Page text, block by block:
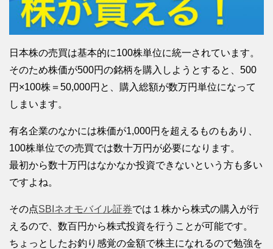
日本株の売買は基本的に100株単位に統一されています。
そのため株価が500円の銘柄を購入しようとすると、500
円×100株＝50,000円と、購入総額が数万円単位になって
しまいます。
有名企業のなかには株価が1,000円を超えるものもあり、
100株単位での売買では数十万円が必要になります。
最初から数十万円はなかなか投資できないという方も多い
ですよね。
その点SBIネオモバイル証券では１株から株式の購入が行
えるので、数百円から株式投資を行うことが可能です。
ちょっとしたお釣り感覚の金額で株主になれるので勉強を